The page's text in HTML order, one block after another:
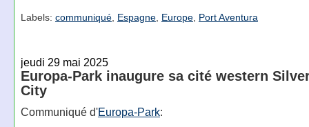
Labels: communiqué, Espagne, Europe, Port Aventura
jeudi 29 mai 2025
Europa-Park inaugure sa cité western
City
Communiqué d'Europa-Park: